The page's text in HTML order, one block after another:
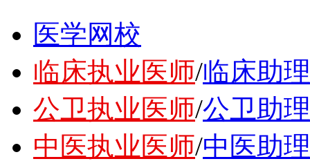
医学网校
临床执业医师/临床助
公卫执业医师/公卫助
中医执业医师/中医助